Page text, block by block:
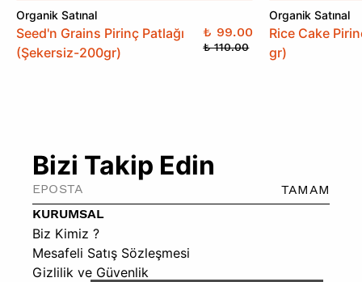
Organik Satınal
Seed'n Grains Pirinç Patlağı
(Şekersiz-200gr)
₺ 99.00
₺ 110.00
Organik Satınal
Rice Cake
gr)
KURUMSAL
Biz Kimiz ?
Mesafeli Satış Sözleşmesi
Gizlilik ve Güvenlik
Bizi Takip Edin
TAMAM